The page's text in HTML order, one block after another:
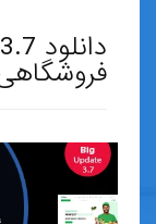
قالب-وردپرس
قالب-HTML
قالب-جوملا
قالب-پرستاشاپ